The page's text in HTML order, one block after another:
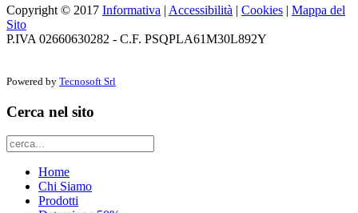
Copyright © 2017 Informativa | Accessibilità | Cookies | Mappa del
Sito
P.IVA 02660630282 - C.F. PSQPLA61M30L892Y
Powered by Tecnosoft Srl
Cerca nel sito
Home
Chi Siamo
Prodotti